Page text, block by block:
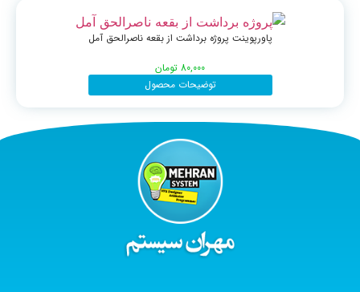
پاورپوینت پروژه برداشت از بقعه ناصرالحق آمل
80,000 تومان
توضیحات محصول